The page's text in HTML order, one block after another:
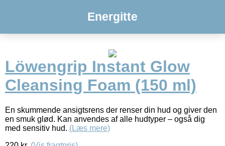
Energitte
Löwengrip Instant Glow
Cleansing Foam (150 ml)
En skummende ansigtsrens der renser din hud og giver den
en smuk glød. Kan anvendes af alle hudtyper – også dig
med sensitiv hud. (Læs mere)